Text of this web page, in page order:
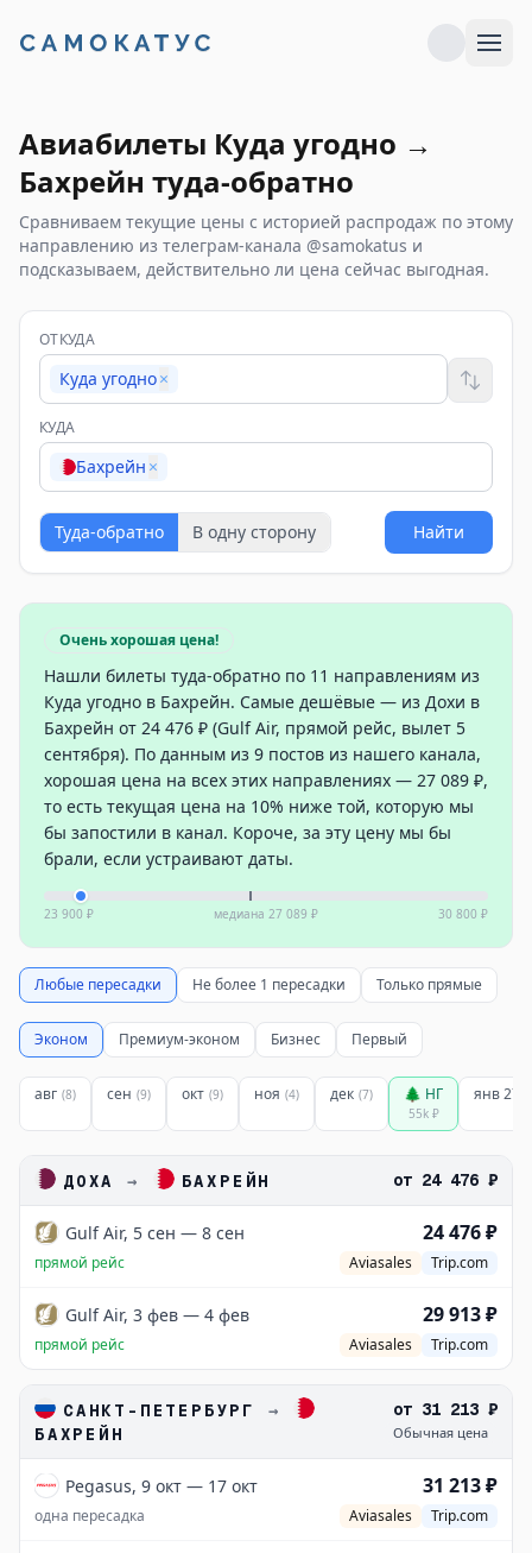
Авиабилеты Куда угодно →
Бахрейн туда-обратно
Сравниваем текущие цены с историей распродаж по этому
направлению из телеграм-канала @samokatus и
подсказываем, действительно ли цена сейчас выгодная.
ОТКУДА
Куда угодно×
КУДА
Бахрейн ×
Туда-обратно В одну сторону Найти
Очень хорошая цена!
Нашли билеты туда-обратно по 11 направлениям из
Куда угодно в Бахрейн. Самые дешёвые — из Дохи в
Бахрейн от 24 476 ₽ (Gulf Air, прямой рейс, вылет 5
сентября). По данным из 9 постов из нашего канала,
хорошая цена на всех этих направлениях — 27 089 ₽,
то есть текущая цена на 10% ниже той, которую мы
бы запостили в канал. Короче, за эту цену мы бы
брали, если устраивают даты.
23 900 ₽ медиана 27 089 ₽ 30 800 ₽
Любые пересадки Не более 1 пересадки Только прямые
Эконом Премиум-эконом Бизнес Первый
авг (8) сен (9) окт (9) ноя (4) дек (7) 🌲 НГ
55k₽
янв 27
ДОХА → БАХРЕЙН от 24 476 ₽
Gulf Air, 5 сен — 8 сен 24 476 ₽
прямой рейс Aviasales Trip.com
Gulf Air, 3 фев — 4 фев 29 913 ₽
прямой рейс Aviasales Trip.com
САНКТ-ПЕТЕРБУРГ
→
БАХРЕЙН
от 31 213 ₽
Обычная цена
Pegasus, 9 окт — 17 окт 31 213 ₽
одна пересадка Aviasales Trip.com